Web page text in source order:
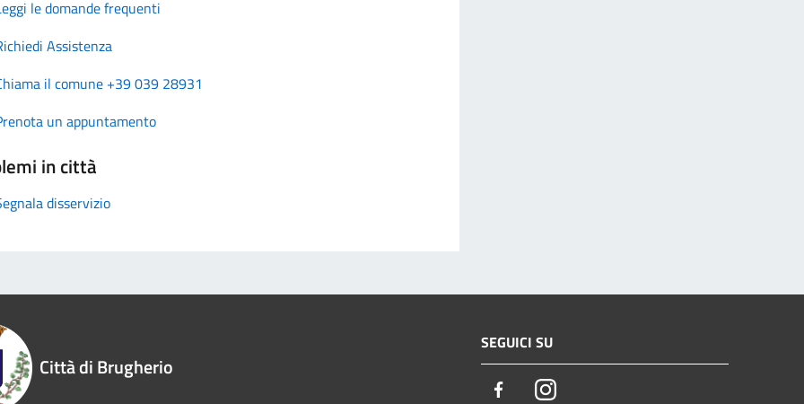
le domande frequenti
Assistenza
il comune +39 039 28931
un appuntamento
in città
disservizio
Città di Brugherio
SEGUICI SU
FacebookInstagram